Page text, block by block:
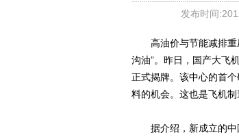
发布时间
高油价与节能减排重
沟油”。昨日，国产大飞
正式揭牌。该中心的首
料的机会。这也是飞机制
据介绍，新成立的中